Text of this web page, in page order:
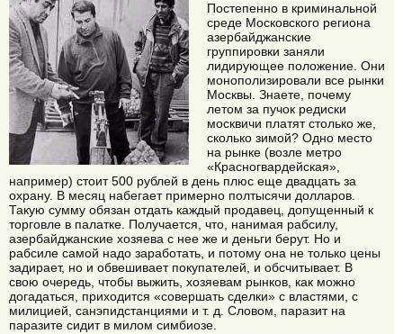
Постепенно в криминальной
среде Московского региона
азербайджанские
группировки заняли
лидирующее положение. Они
монополизировали все рынки
Москвы. Знаете, почему
летом за пучок редиски
москвичи платят столько же,
сколько зимой? Одно место
на рынке (возле метро
«Красногвардейская»,
например) стоит 500 рублей в день плюс еще двадцать за
охрану. В месяц набегает примерно полтысячи долларов.
Такую сумму обязан отдать каждый продавец, допущенный к
торговле в палатке. Получается, что, нанимая рабсилу,
азербайджанские хозяева с нее же и деньги берут. Но и
рабсиле самой надо заработать, и потому она не только цены
задирает, но и обвешивает покупателей, и обсчитывает. В
свою очередь, чтобы выжить, хозяевам рынков, как можно
догадаться, приходится «совершать сделки» с властями, с
милицией, санэпидстанциями и т. д. Словом, паразит на
паразите сидит в милом симбиозе.